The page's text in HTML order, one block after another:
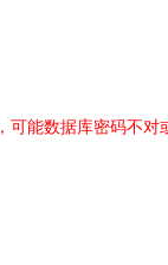
可能数据库密码不对